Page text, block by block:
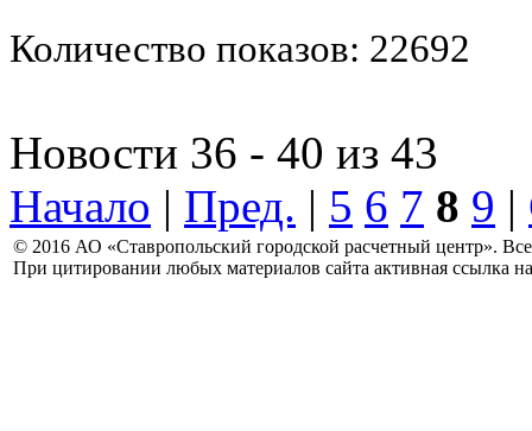
Количество показов: 22692
Новости 36 - 40 из 43
Начало | Пред. | 5 6 7 8 9 |
© 2016 АО «Ставропольский городской расчетный центр».
При цитировании любых материалов сайта активная ссылка